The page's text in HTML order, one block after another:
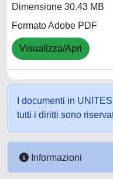
Dimensione 30.43 MB
Formato Adobe PDF
Visualizza/Apri
I documenti in
tutti i diritti sono
Informazioni